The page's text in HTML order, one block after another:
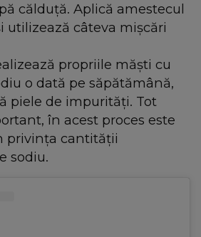
călduță. Aplică amestecul
utilizează câteva mișcări
propriile măști cu
o dată pe săpătămână,
piele de impurități. Tot
în acest proces este
privința cantității
sodiu.